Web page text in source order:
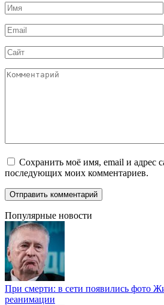
Имя
*
Email
*
Сайт
Комментарий
Сохранить моё имя, email и адрес
последующих моих комментариев.
Популярные новости
При смерти: в сети появились фото
реанимации